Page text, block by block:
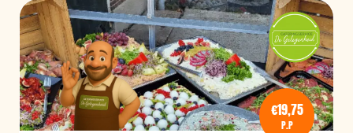
€19,75
P.P